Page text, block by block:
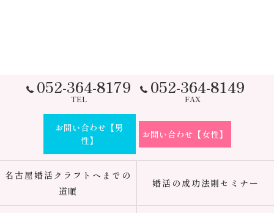
052-364-8179
TEL
052-364-8149
FAX
お問い合わせ【男
性】
お問い合わせ【女性】
名古屋婚活クラフトへまでの
道順
婚活の成功法則セミナー